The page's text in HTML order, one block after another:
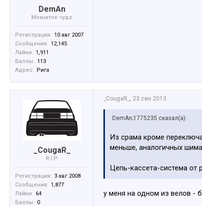
DemAn
Мохнатое чудо
Регистрация: 10 авг 2007
Сообщения: 12,145
Лайки: 1,911
Баллы: 113
Адрес: Рига
_CougaR_
R.I.P.
Регистрация: 3 авг 2008
Сообщения: 1,877
Лайки: 64
Баллы: 0
_CougaR_ , 23 сен 2013
DemAn;1775235 сказал(а):
Из срама кроме
меньше, аналогичных
Цепь-кассета-система от
у меня на одном из велов -